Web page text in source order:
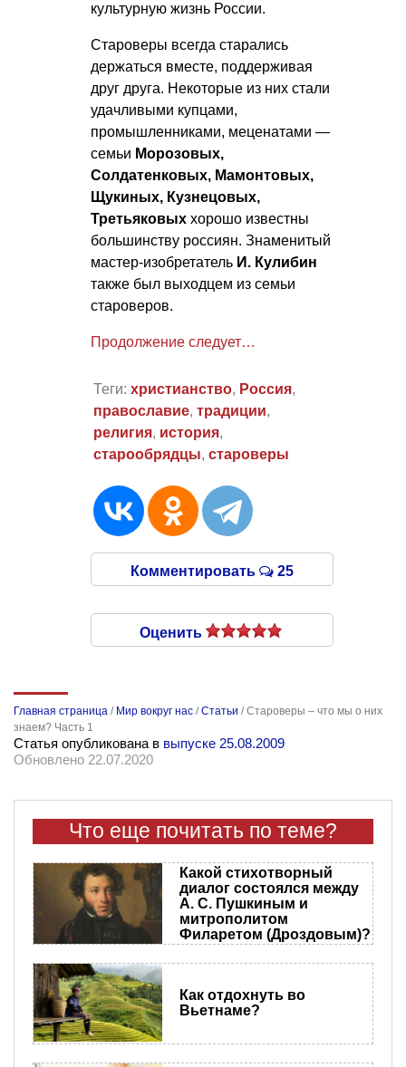
культурную жизнь России.
Староверы всегда старались
держаться вместе, поддерживая
друг друга. Некоторые из них стали
удачливыми купцами,
промышленниками, меценатами —
семьи Морозовых,
Солдатенковых, Мамонтовых,
Щукиных, Кузнецовых,
Третьяковых хорошо известны
большинству россиян. Знаменитый
мастер-изобретатель И. Кулибин
также был выходцем из семьи
староверов.
Продолжение следует…
Теги: христианство, Россия,
православие, традиции,
религия, история,
старообрядцы, староверы
Комментировать 25
Оценить
Главная страница / Мир вокруг нас /Статьи /Староверы – что мы о них
знаем? Часть 1
Статья опубликована в выпуске 25.08.2009
Обновлено 22.07.2020
Что еще почитать по теме?
Какой стихотворный
диалог состоялся между
А. С. Пушкиным и
митрополитом
Филаретом (Дроздовым)?
Как отдохнуть во
Вьетнаме?